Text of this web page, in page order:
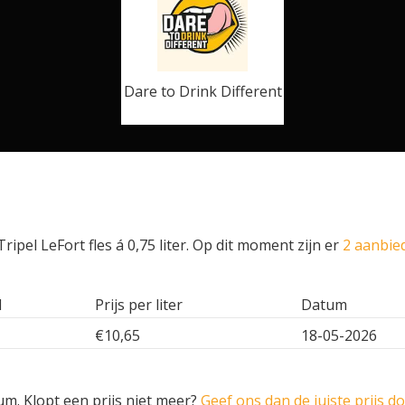
Dare to Drink Different
LeFort fles á 0,75 liter. Op dit moment zijn er 2
Prijs per liter
Datum
€10,65
18-05-2026
Klopt een prijs niet meer? Geef ons dan de juiste prijs